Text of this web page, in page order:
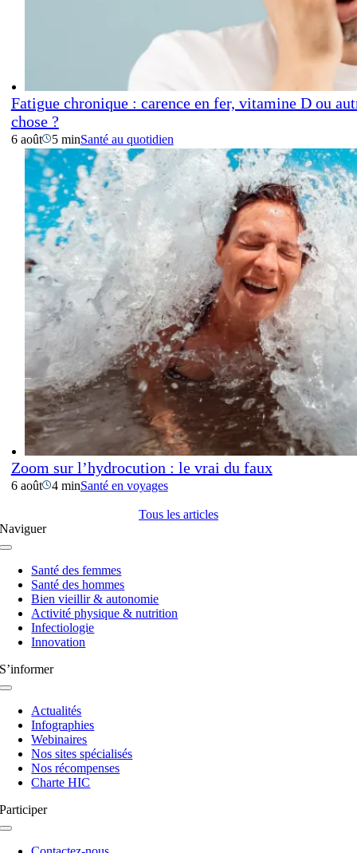
Fatigue chronique : carence en fer, vitamine D ou
chose ?
6 août 5 minSanté au quotidien
Zoom sur l’hydrocution : le vrai du faux
6 août 4 minSanté en voyages
Tous les articles
Naviguer
Navigation
basculeSanté des femmes
Santé des hommes
Bien vieillir & autonomie
Activité physique & nutrition
Infectiologie
Innovation
S’informer
Navigation
basculeActualités
Infographies
Webinaires
Nos sites spécialisés
Nos récompenses
Charte HIC
Participer
Navigation